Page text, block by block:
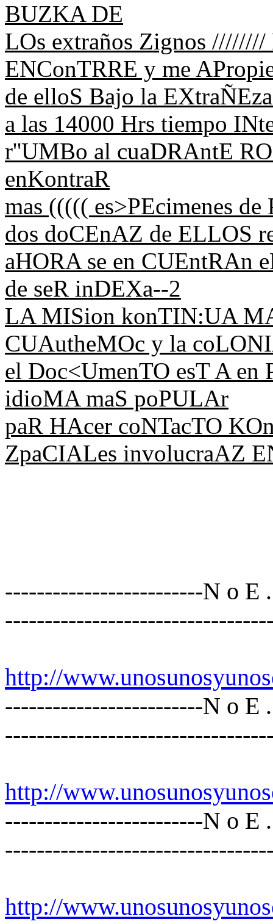
BUZKA DE
LOs extraños Zignos
ENConTRRE y me
de elloS Bajo la
a las 14000 Hrs tiempo
r''UMBo al cuaDRAntE
enKontraR
mas ((((( es>PEcimenes
dos doCEnAZ de ELLOS
aHORA se en CUEntRAn
de seR inDEXa--2
LA MISion konTIN:UA
CUAutheMOc y la
el Doc<UmenTO esT A en
idioMA maS poPULAr
paR HAcer coNTacTO
ZpaCIALes involucraAZ
-------------------------N o E
http://
-------------------------N o E
http://
-------------------------N o E
http://